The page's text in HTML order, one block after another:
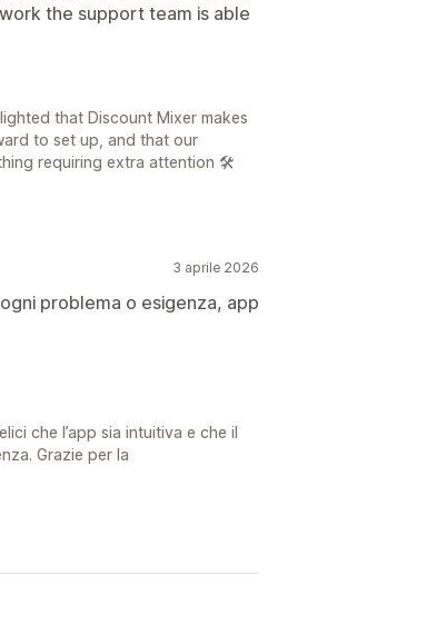
the support team is able
that Discount Mixer makes
to set up, and that our
requiring extra attention 🛠️
3 aprile 2026
problema o esigenza, app
che l’app sia intuitiva e che il
Grazie per la